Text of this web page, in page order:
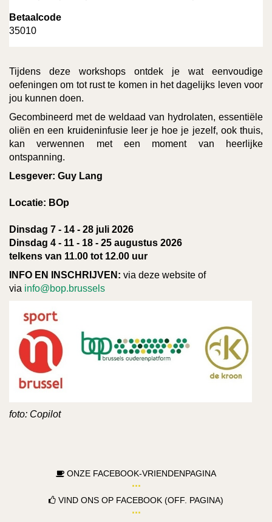
Betaalcode
35010
Tijdens deze workshops ontdek je wat eenvoudige
oefeningen om tot rust te komen in het dagelijks leven voor
jou kunnen doen.
Gecombineerd met de weldaad van hydrolaten, essentiële
oliën en een kruideninfusie leer je hoe je jezelf, ook thuis,
kan verwennen met een moment van heerlijke
ontspanning.
Lesgever: Guy Lang
Locatie: BOp
Dinsdag 7 - 14 - 28 juli 2026
Dinsdag 4 - 11 - 18 - 25 augustus 2026
telkens van 11.00 tot 12.00 uur
INFO EN INSCHRIJVEN: via deze website of
via info@bop.brussels
foto: Copilot
ONZE FACEBOOK-VRIENDENPAGINA
VIND ONS OP FACEBOOK (OFF. PAGINA)